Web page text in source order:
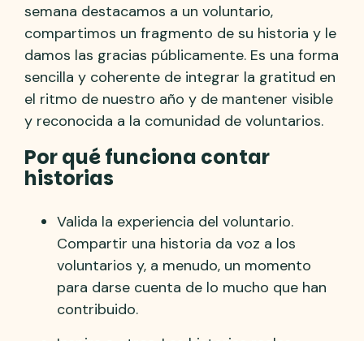
semana destacamos a un voluntario,
compartimos un fragmento de su historia y le
damos las gracias públicamente. Es una forma
sencilla y coherente de integrar la gratitud en
el ritmo de nuestro año y de mantener visible
y reconocida a la comunidad de voluntarios.
Por qué funciona contar
historias
Valida la experiencia del voluntario.
Compartir una historia da voz a los
voluntarios y, a menudo, un momento
para darse cuenta de lo mucho que han
contribuido.